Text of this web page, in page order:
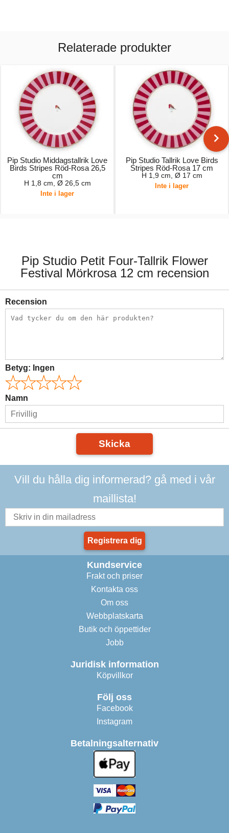
Relaterade produkter
Pip Studio Middagstallrik Love
Birds Stripes Röd-Rosa 26,5
cm
H 1,8 cm, Ø 26,5 cm
Inte i lager
Pip Studio Tallrik Love Birds
Stripes Röd-Rosa 17 cm
H 1,9 cm, Ø 17 cm
Inte i lager
Pip Studio Petit Four-Tallrik Flower
Festival Mörkrosa 12 cm recension
Recension
Betyg: Ingen
Namn
Skicka
Vill du hålla dig informerad? gå med i vår
maillista!
Registrera dig
Kundservice
Frakt och priser
Kontakta oss
Om oss
Webbplatskarta
Butik och öppettider
Jobb
Juridisk information
Köpvillkor
Följ oss
Facebook
Instagram
Betalningsalternativ